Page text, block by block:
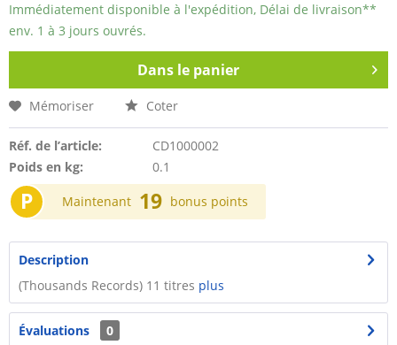
Immédiatement disponible à l'expédition, Délai de livraison**
env. 1 à 3 jours ouvrés.
Dans le panier
Mémoriser Coter
Réf. de l’article:
CD1000002
Poids en kg:
0.1
P Maintenant 19 bonus points
Description
(Thousands Records) 11 titres plus
Évaluations
0